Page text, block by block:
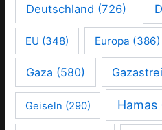
Deutschland (726)
EU (348) Europa (386)
Gaza (580)
Geiseln (290) Hamas